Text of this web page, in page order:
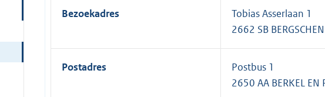
Bezoekadres
Tobias Asserlaan 1
2662 SB
Postadres
Postbus 1
2650 AA BERKEL EN